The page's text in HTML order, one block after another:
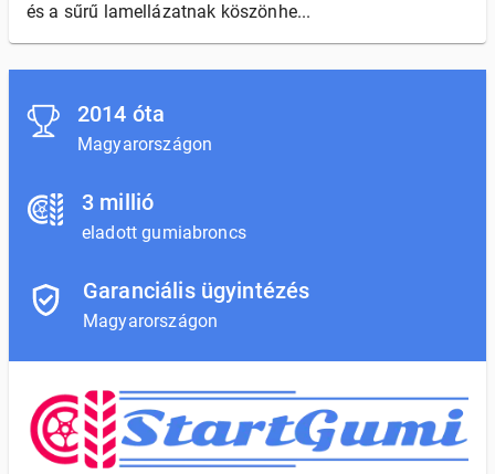
és a sűrű lamellázatnak köszönhe...
2014 óta
Magyarországon
3 millió
eladott gumiabroncs
Garanciális ügyintézés
Magyarországon